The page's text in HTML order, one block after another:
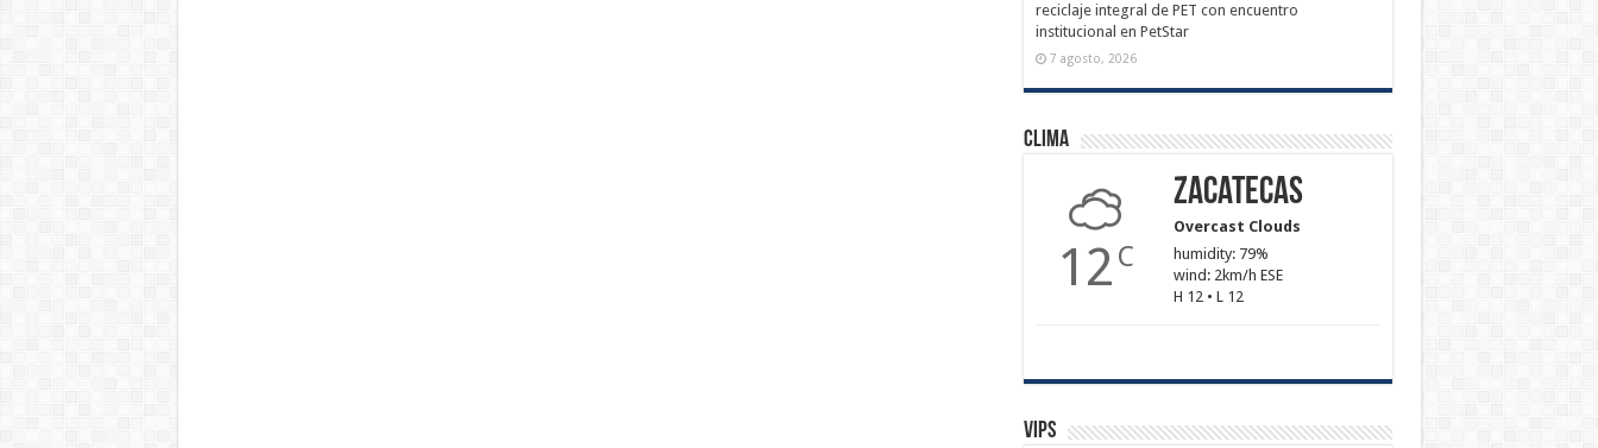
reciclaje integral de PET con encuentro
institucional en PetStar
7 agosto, 2026
Clima
12 C
Zacatecas
Overcast Clouds
humidity: 79%
wind: 2km/h ESE
H 12 • L 12
Vips